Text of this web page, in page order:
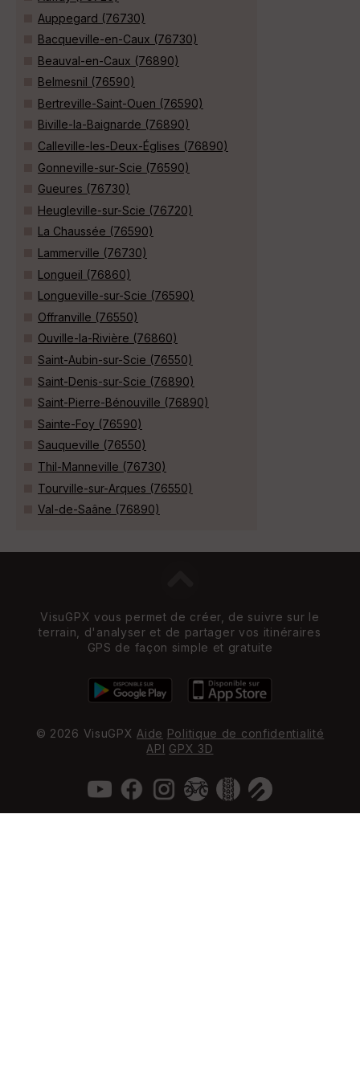
Auppegard (76730)
Bacqueville-en-Caux (76730)
Beauval-en-Caux (76890)
Belmesnil (76590)
Bertreville-Saint-Ouen (76590)
Biville-la-Baignarde (76890)
Calleville-les-Deux-Églises (76890)
Gonneville-sur-Scie (76590)
Gueures (76730)
Heugleville-sur-Scie (76720)
La Chaussée (76590)
Lammerville (76730)
Longueil (76860)
Longueville-sur-Scie (76590)
Offranville (76550)
Ouville-la-Rivière (76860)
Saint-Aubin-sur-Scie (76550)
Saint-Denis-sur-Scie (76890)
Saint-Pierre-Bénouville (76890)
Sainte-Foy (76590)
Sauqueville (76550)
Thil-Manneville (76730)
Tourville-sur-Arques (76550)
Val-de-Saâne (76890)
VisuGPX vous permet de créer, de suivre sur le
terrain, d'analyser et de partager vos itinéraires
GPS de façon simple et gratuite
© 2026 VisuGPX Aide Politique de confidentialité
API GPX 3D